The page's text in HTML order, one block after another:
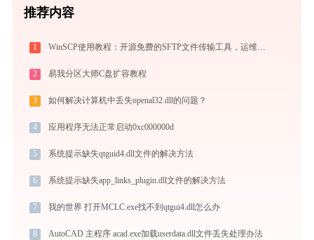
推荐内容
1 WinSCP使用教程：开源免费的SFTP文件传输工具，运维必备远程管理利器
2 易我分区大师C盘扩容教程
3 如何解决计算机中丢失openal32.dll的问题？
4 应用程序无法正常启动0xc000000d
5 系统提示缺失qtguid4.dll文件的解决方法
6 系统提示缺失app_links_plugin.dll文件的解决方法
7 我的世界 打开MCLC.exe找不到qtgui4.dll怎么办
8 AutoCAD 主程序 acad.exe加载userdata.dll文件丢失处理办法